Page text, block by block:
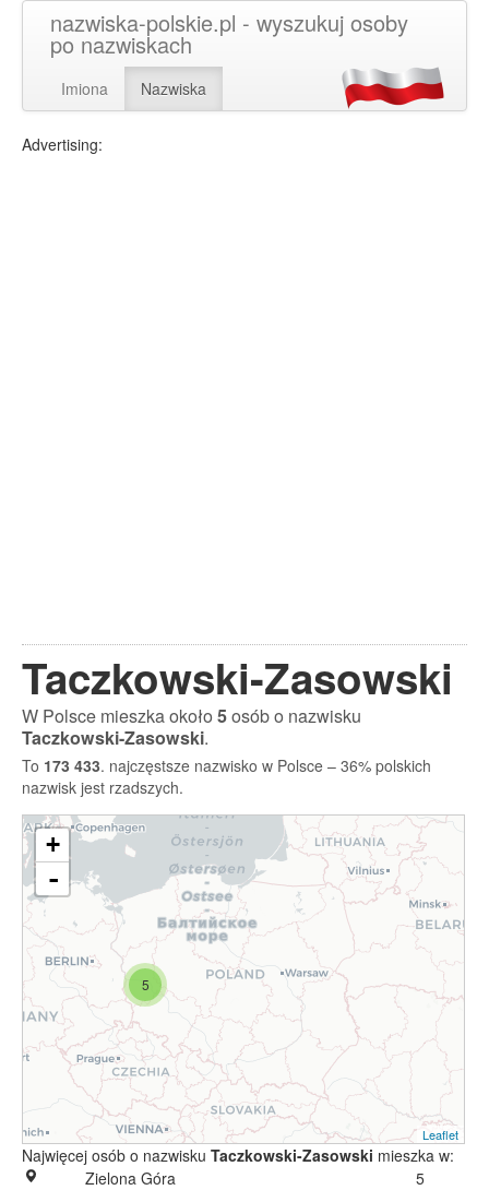
nazwiska-polskie.pl - wyszukuj osoby
po nazwiskach
Imiona Nazwiska
Advertising:
Taczkowski-Zasowski
W Polsce mieszka około5osób o nazwisku
Taczkowski-Zasowski.
To 173 433. najczęstsze nazwisko w Polsce – 36% polskich
nazwisk jest rzadszych.
5
+
-
Leaflet
Najwięcej osób o nazwisku Taczkowski-Zasowski mieszka w:
Zielona Góra
5